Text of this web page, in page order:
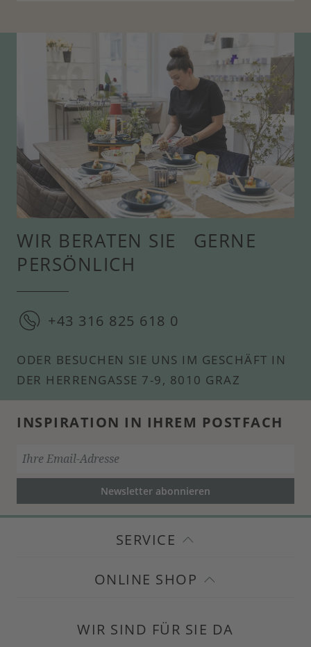
WIR BERATEN SIE GERNE
PERSÖNLICH
+43 316 825 618 0
ODER BESUCHEN SIE UNS IM GESCHÄFT IN
DER HERRENGASSE 7-9, 8010 GRAZ
INSPIRATION IN IHREM POSTFACH
Newsletter abonnieren
SERVICE
ONLINE SHOP
WIR SIND FÜR SIE DA